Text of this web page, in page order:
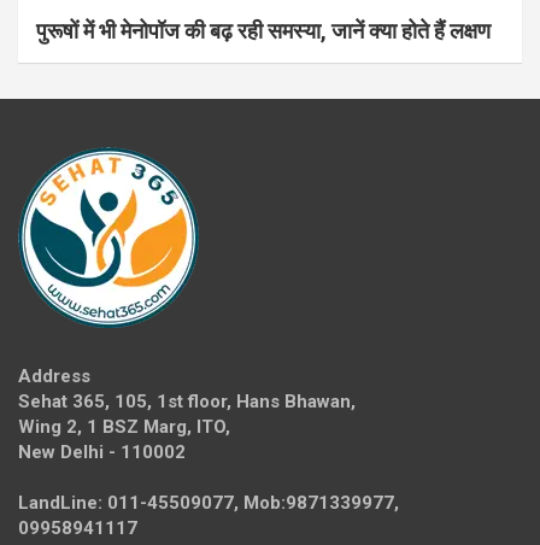
पुरूषों में भी मेनोपॉज की बढ़ रही समस्या, जानें क्या होते हैं लक्षण
Address
Sehat 365, 105, 1st floor, Hans Bhawan,
Wing 2, 1 BSZ Marg, ITO,
New Delhi - 110002
LandLine: 011-45509077, Mob:9871339977,
09958941117